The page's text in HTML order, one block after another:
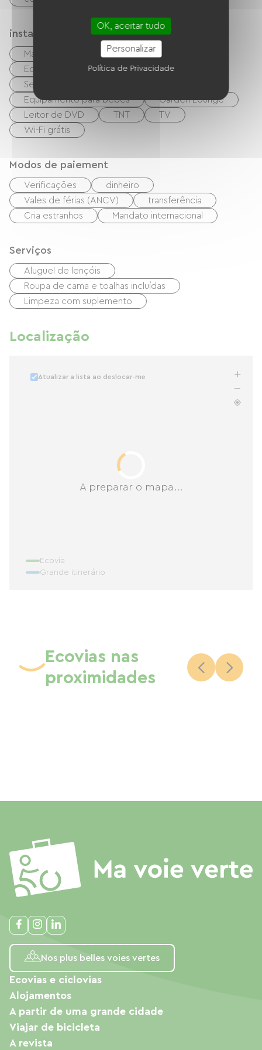
instalações
Máquina de lavar roupa
Equipamento de engomar
Secador de cabelo
Equipamento para bebês
Garden Lounge
Leitor de DVD
TNT
TV
Wi-Fi grátis
Modos de paiement
Verificações
dinheiro
Vales de férias (ANCV)
transferência
Cria estranhos
Mandato internacional
Serviços
Aluguel de lençóis
Roupa de cama e toalhas incluídas
Limpeza com suplemento
Localização
A preparar o mapa...
Atualizar a lista ao deslocar-me
Ecovia
Grande itinerário
Ecovias nas
proximidades
Nos plus belles voies vertes
Ecovias e ciclovias
Alojamentos
A partir de uma grande cidade
Viajar de bicicleta
A revista
OK, aceitar tudo
Personalizar
Política de Privacidade